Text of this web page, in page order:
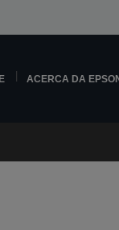
ACERCA DA